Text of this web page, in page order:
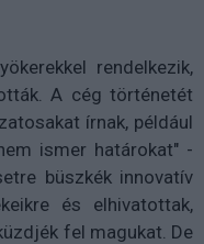
rendelkezik,
A cég történetét
írnak, például
ismer határokat" -
büszkék innovatív
és elhivatottak,
fel magukat. De